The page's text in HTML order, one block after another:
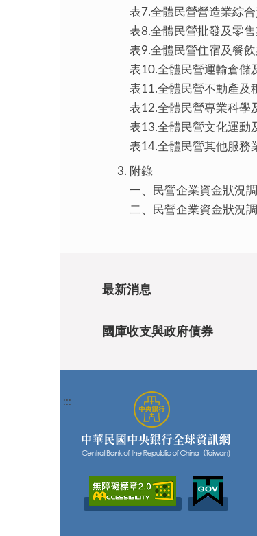
表7.全體民營營造業綜合
表8.全體民營批發及零
表9.全體民營住宿及餐
表10.全體民營運輸倉儲
表11.全體民營不動產及
表12.全體民營專業科學
表13.全體民營文化運動
表14.全體民營其他服務
附錄
一、民營企業資金狀況
二、民營企業資金狀況調
最新消息
國庫收支與政府債券
:::